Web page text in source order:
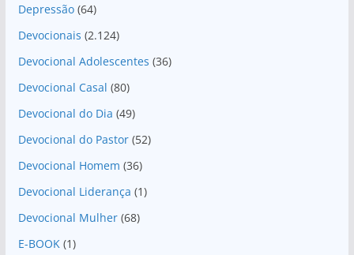
Depressão(64)
Devocionais (2.124)
Devocional Adolescentes (36)
Devocional Casal (80)
Devocional do Dia (49)
Devocional do Pastor(52)
Devocional Homem (36)
Devocional Liderança (1)
Devocional Mulher(68)
E-BOOK (1)